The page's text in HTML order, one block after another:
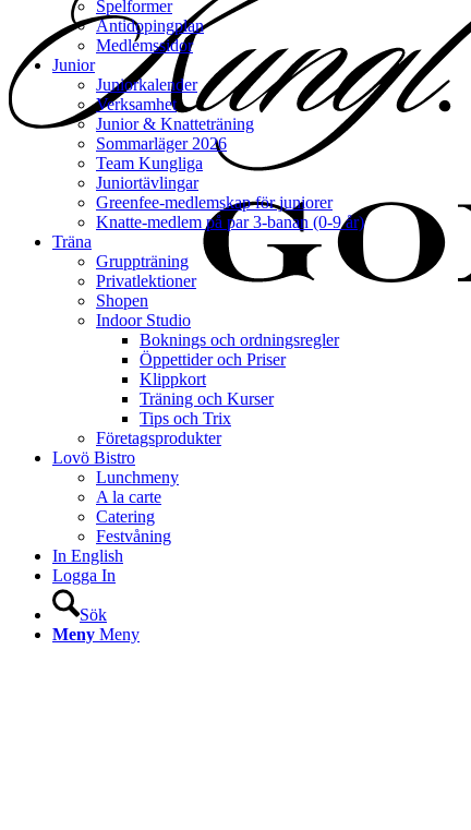
Spelformer
Antidopingplan
Medlemssidor
Junior
Juniorkalender
Verksamhet
Junior & Knatteträning
Sommarläger 2026
Team Kungliga
Juniortävlingar
Greenfee-medlemskap för juniorer
Knatte-medlem på par 3-banan (0-9 år)
Träna
Gruppträning
Privatlektioner
Shopen
Indoor Studio
Boknings och ordningsregler
Öppettider och Priser
Klippkort
Träning och Kurser
Tips och Trix
Företagsprodukter
Lovö Bistro
Lunchmeny
A la carte
Catering
Festvåning
In English
Logga In
Sök
Meny Meny